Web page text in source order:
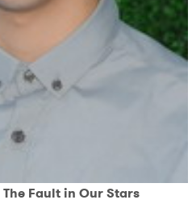
The Fault in Our Stars